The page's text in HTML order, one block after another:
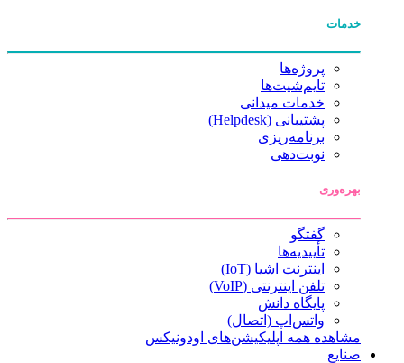
خدمات
پروژه‌ها
تایم‌شیت‌ها
خدمات میدانی
پشتیبانی (Helpdesk)
برنامه‌ریزی
نوبت‌دهی
بهره‌وری
گفتگو
تأییدیه‌ها
اینترنت اشیا (IoT)
تلفن اینترنتی (VoIP)
پایگاه دانش
واتس‌اپ (اتصال)
مشاهده همه اپلیکیشن‌های اودونیکس
صنایع